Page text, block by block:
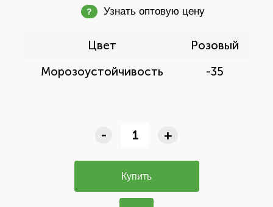
? Узнать оптовую цену
Цвет
Розовый
Морозоустойчивость
-35
- +
Купить